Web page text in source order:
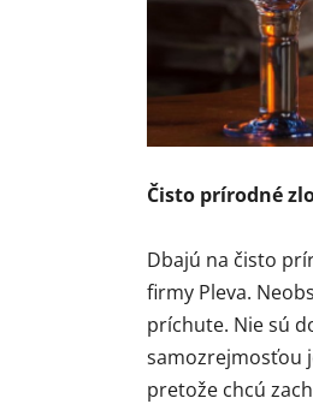
Čisto prírodné
Dbajú na čisto
firmy Pleva.
príchute. Nie sú
samozrejmosťou
pretože chcú